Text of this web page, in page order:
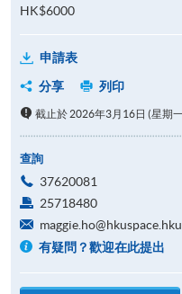
HK$6000
申請表
分享
列印
截止於 2026年3月16日 (星期
查詢
37620081
25718480
有疑問？歡迎在此提出